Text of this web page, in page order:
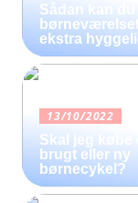
Sådan kan du
ekstra
13/10/2022
Skal jeg købe
brugt eller ny
børnecykel?